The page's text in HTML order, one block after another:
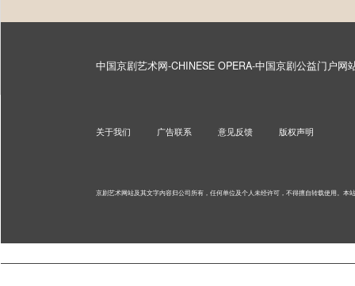
中国京剧艺术网-CHINESE OPERA-中国京剧公益门户网
关于我们 广告联系 意见反馈 版权声明
京剧艺术网站及其文字内容归公司所有，任何单位及个人未经许可，不得擅自转载使用。 本